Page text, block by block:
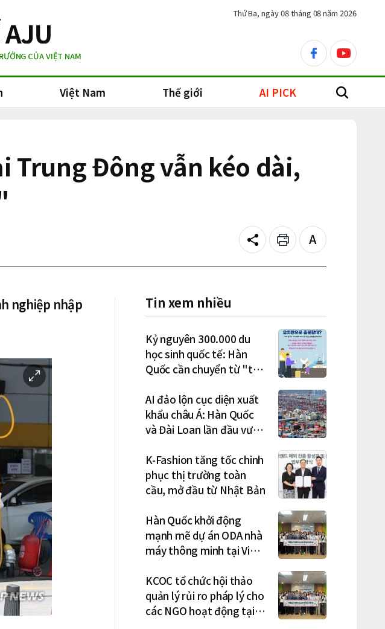
CỦA VIỆT NAM
facebookyoutube
Thứ Ba, ngày 08 tháng 08 năm 2026
Việt Nam Thế giới AI PICK search
Trung Đông vẫn kéo dài,
Share Print
Text
size
nghiệp nhập
이
미
확
Tin xem nhiều
Kỷ nguyên 300.000 du
học sinh quốc tế: Hàn
Quốc cần chuyển từ "thu
việc làm – định cư"
AI đảo lộn cục diện xuất
khẩu châu Á: Hàn Quốc
và Đài Loan lần đầu vượt
K-Fashion tăng tốc chinh
phục thị trường toàn
cầu, mở đầu từ Nhật Bản
Hàn Quốc khởi động
mạnh mẽ dự án ODA nhà
máy thông minh tại Việt
phối ở Hà Nội
KCOC tổ chức hội thảo
quản lý rủi ro pháp lý cho
các NGO hoạt động tại